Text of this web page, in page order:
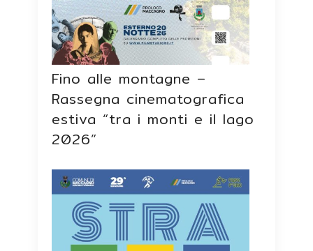
Fino alle montagne –
Rassegna cinematografica
estiva “tra i monti e il lago
2026”